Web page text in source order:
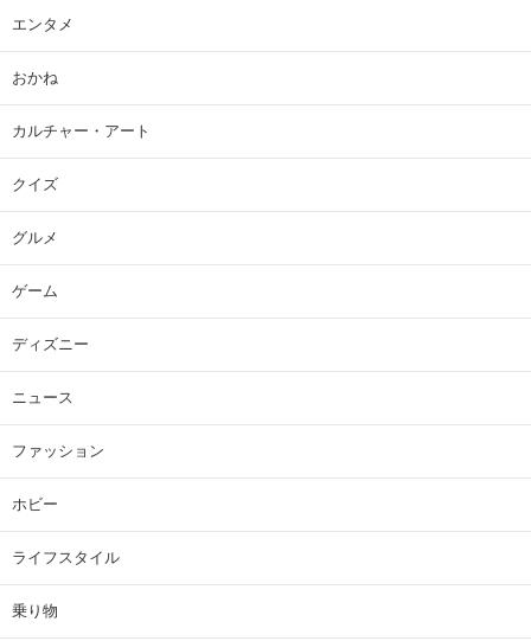
エンタメ
おかね
カルチャー・アート
クイズ
グルメ
ゲーム
ディズニー
ニュース
ファッション
ホビー
ライフスタイル
乗り物